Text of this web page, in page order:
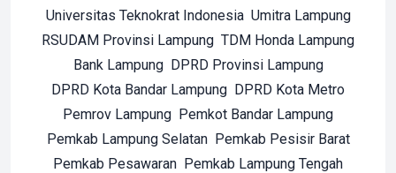
Universitas Teknokrat Indonesia Umitra Lampung
RSUDAM Provinsi Lampung TDM Honda Lampung
Bank Lampung DPRD Provinsi Lampung
DPRD Kota Bandar Lampung DPRD Kota Metro
Pemrov Lampung Pemkot Bandar Lampung
Pemkab Lampung Selatan Pemkab Pesisir Barat
Pemkab Pesawaran Pemkab Lampung Tengah